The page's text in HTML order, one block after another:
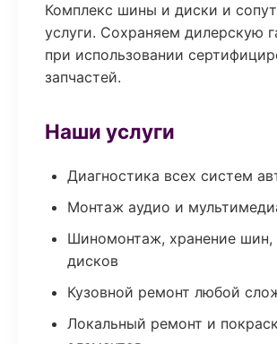
Комплекс шины и диски и
услуги. Сохраняем дилерскую
при использовании
запчастей.
Наши услуги
Диагностика всех систем
Монтаж аудио и
Шиномонтаж, хранение шин,
дисков
Кузовной ремонт любой
Локальный ремонт и